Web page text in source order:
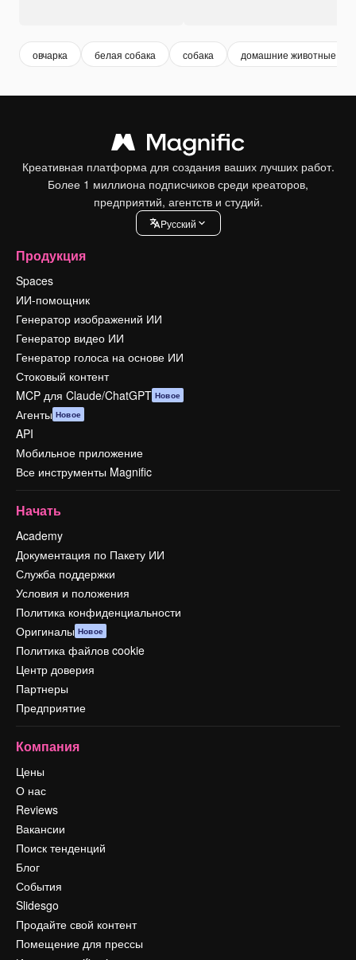
овчарка белая собака собака домашние животные
Креативная платформа для создания ваших лучших работ.
Более 1 миллиона подписчиков среди креаторов,
предприятий, агентств и студий.
Pусский
Продукция
Spaces
ИИ-помощник
Генератор изображений ИИ
Генератор видео ИИ
Генератор голоса на основе ИИ
Стоковый контент
MCP для Claude/ChatGPT Новое
Агенты Новое
API
Мобильное приложение
Все инструменты Magnific
Начать
Academy
Документация по Пакету ИИ
Служба поддержки
Условия и положения
Политика конфиденциальности
Оригиналы Новое
Политика файлов cookie
Центр доверия
Партнеры
Предприятие
Компания
Цены
О нас
Reviews
Вакансии
Поиск тенденций
Блог
События
Slidesgo
Продайте свой контент
Помещение для прессы